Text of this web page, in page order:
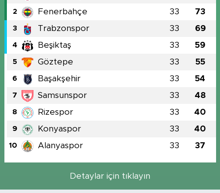
2 Fenerbahçe 33 73
3 Trabzonspor 33 69
4 Beşiktaş 33 59
5 Göztepe 33 55
6 Başakşehir 33 54
7 Samsunspor 33 48
8 Rizespor 33 40
9 Konyaspor 33 40
10 Alanyaspor 33 37
Detaylar için tıklayın